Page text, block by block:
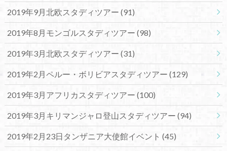
2019年9月北欧スタディツアー (91)
2019年8月モンゴルスタディツアー (98)
2019年3月北欧スタディツアー (31)
2019年2月ペルー・ボリビアスタディツアー (129)
2019年3月アフリカスタディツアー (100)
2019年3月キリマンジャロ登山スタディツアー (94)
2019年2月23日タンザニア大使館イベント (45)